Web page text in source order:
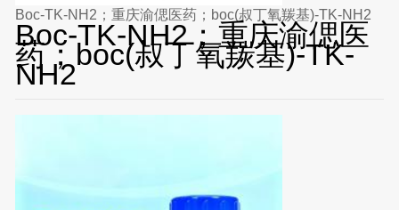
Boc-TK-NH2；重庆渝偲医药；boc(叔丁氧羰基)-TK-NH2
Boc-TK-NH2；重庆渝偲医
药；boc(叔丁氧羰基)-TK-
NH2